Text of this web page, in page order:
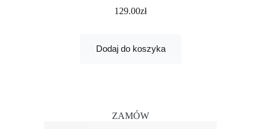
129.00zł
Dodaj do koszyka
ZAMÓW